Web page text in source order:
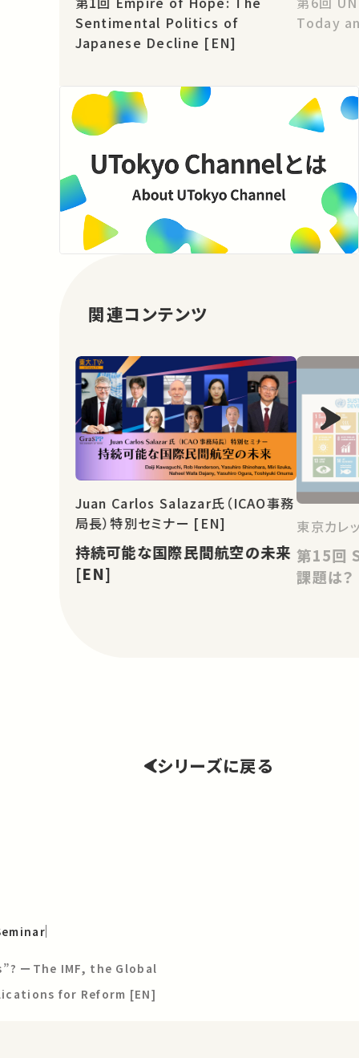
Sentimental Politics of
Japanese Decline [EN]
Today
関連コンテンツ
Juan Carlos Salazar氏（ICAO事務
局長）特別セミナー [EN]
持続可能な国際民間航空の未来
[EN]
東京カレ
第15回 SDGsと日本：チャンスと
課題は
シリーズに戻る
ーThe IMF, the Global
for Reform [EN]